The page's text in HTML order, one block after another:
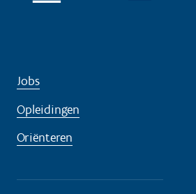
Jobs
Opleidingen
Oriënteren